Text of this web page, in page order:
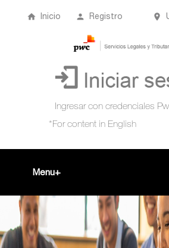
Inicio Registro
Menu
Acompañamiento Tributario
¿Qué es?